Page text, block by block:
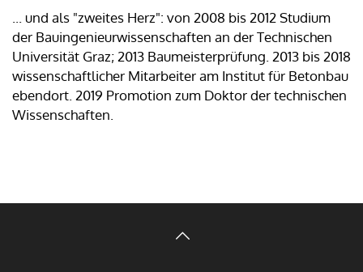
... und als "zweites Herz": von 2008 bis 2012 Studium
der Bauingenieurwissenschaften an der Technischen
Universität Graz; 2013 Baumeisterprüfung. 2013 bis 2018
wissenschaftlicher Mitarbeiter am Institut für Betonbau
ebendort. 2019 Promotion zum Doktor der technischen
Wissenschaften.